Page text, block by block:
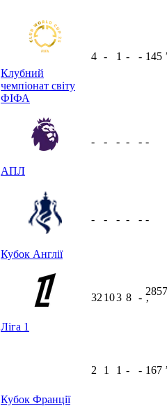
Клубний
чемпіонат світу
ФІФА
4 - 1 - - 145
АПЛ
- - - - - -
Кубок Англії
- - - - - -
Ліга 1
32 103 8 -
2857
ʼ
Кубок Франції
2 1 1 - - 167